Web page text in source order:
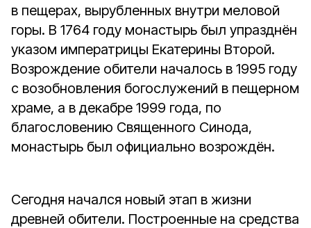
в пещерах, вырубленных внутри меловой
горы. В 1764 году монастырь был упразднён
указом императрицы Екатерины Второй.
Возрождение обители началось в 1995 году
с возобновления богослужений в пещерном
храме, а в декабре 1999 года, по
благословению Священного Синода,
монастырь был официально возрождён.
Сегодня начался новый этап в жизни
древней обители. Построенные на средства